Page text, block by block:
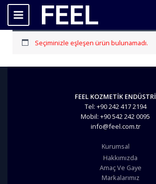
İçeriğe
Seçiminizle eşleşen ürün bulunamadı.
FEEL KOZMETİK ENDÜSTRİ
Tel: +90 242 417 2194
Mobil: +90 542 242 0095
info@feel.com.tr
Kurumsal
Hakkımızda
Amaç Ve Gaye
Markalarımız